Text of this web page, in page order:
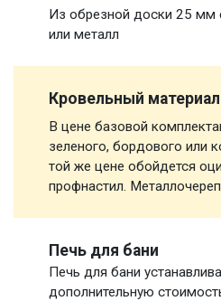
Из обрезной доски 25 мм
или металл
Кровельный материал
В цене базовой
зеленого, бордового или
той же цене обойдется
профнастил.
Печь для бани
Печь для бани
дополнительную